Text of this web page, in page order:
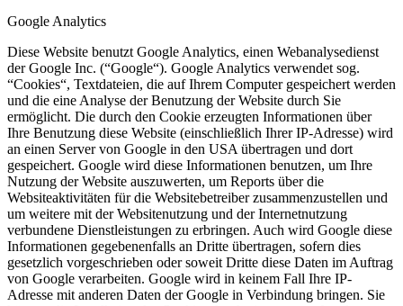
Google Analytics
Diese Website benutzt Google Analytics, einen Webanalysedienst
der Google Inc. (“Google“). Google Analytics verwendet sog.
“Cookies“, Textdateien, die auf Ihrem Computer gespeichert werden
und die eine Analyse der Benutzung der Website durch Sie
ermöglicht. Die durch den Cookie erzeugten Informationen über
Ihre Benutzung diese Website (einschließlich Ihrer IP-Adresse) wird
an einen Server von Google in den USA übertragen und dort
gespeichert. Google wird diese Informationen benutzen, um Ihre
Nutzung der Website auszuwerten, um Reports über die
Websiteaktivitäten für die Websitebetreiber zusammenzustellen und
um weitere mit der Websitenutzung und der Internetnutzung
verbundene Dienstleistungen zu erbringen. Auch wird Google diese
Informationen gegebenenfalls an Dritte übertragen, sofern dies
gesetzlich vorgeschrieben oder soweit Dritte diese Daten im Auftrag
von Google verarbeiten. Google wird in keinem Fall Ihre IP-
Adresse mit anderen Daten der Google in Verbindung bringen. Sie